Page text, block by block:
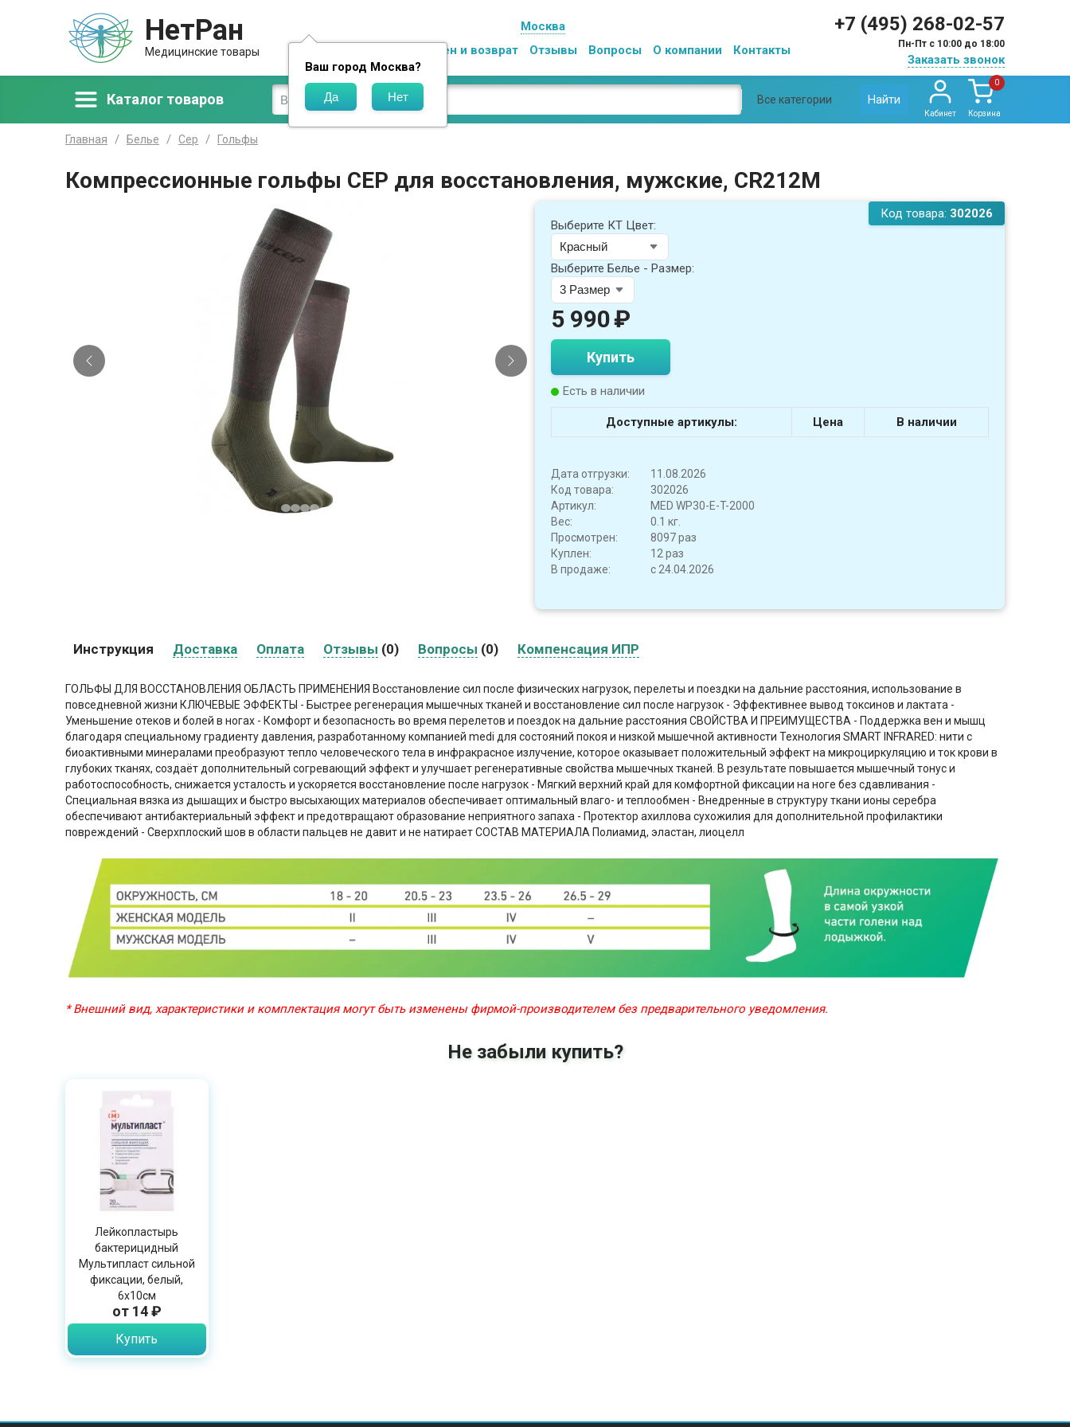
НетРан
Медицинские товары
Москва
Ваш город Москва?
Обмен и возврат Отзывы Вопросы О компании Контакты
+7 (495) 268-02-57
Пн-Пт с 10:00 до 18:00
Заказать звонок
Каталог товаров Все категории Найти
Кабинет
0
Корзина
Главная Белье Сер Гольфы
Компрессионные гольфы CEP для восстановления, мужские, CR212M
Код товара: 302026
Выберите КТ Цвет:
Выберите Белье - Размер:
5 990₽
Купить
Есть в наличии
Доступные артикулы: Цена В наличии
Дата отгрузки:
11.08.2026
Код товара:
302026
Артикул:
MED WP30-E-T-2000
Вес:
0.1 кг.
Просмотрен:
8097 раз
Куплен:
12 раз
В продаже:
с 24.04.2026
Инструкция Доставка Оплата Отзывы (0) Вопросы (0) Компенсация ИПР
ГОЛЬФЫ ДЛЯ ВОССТАНОВЛЕНИЯ ОБЛАСТЬ ПРИМЕНЕНИЯ Восстановление сил после физических нагрузок, перелеты и поездки на дальние расстояния, использование в
повседневной жизни КЛЮЧЕВЫЕ ЭФФЕКТЫ - Быстрее регенерация мышечных тканей и восстановление сил после нагрузок - Эффективнее вывод токсинов и лактата -
Уменьшение отеков и болей в ногах - Комфорт и безопасность во время перелетов и поездок на дальние расстояния СВОЙСТВА И ПРЕИМУЩЕСТВА - Поддержка вен и мышц
благодаря специальному градиенту давления, разработанному компанией medi для состояний покоя и низкой мышечной активности Технология SMART INFRARED: нити с
биоактивными минералами преобразуют тепло человеческого тела в инфракрасное излучение, которое оказывает положительный эффект на микроциркуляцию и ток крови в
глубоких тканях, создаёт дополнительный согревающий эффект и улучшает регенеративные свойства мышечных тканей. В результате повышается мышечный тонус и
работоспособность, снижается усталость и ускоряется восстановление после нагрузок - Мягкий верхний край для комфортной фиксации на ноге без сдавливания -
Специальная вязка из дышащих и быстро высыхающих материалов обеспечивает оптимальный влаго- и теплообмен - Внедренные в структуру ткани ионы серебра
обеспечивают антибактериальный эффект и предотвращают образование неприятного запаха - Протектор ахиллова сухожилия для дополнительной профилактики
повреждений - Сверхплоский шов в области пальцев не давит и не натирает СОСТАВ МАТЕРИАЛА Полиамид, эластан, лиоцелл
* Внешний вид, характеристики и комплектация могут быть изменены фирмой-производителем без предварительного уведомления.
Не забыли купить?
Лейкопластырь
бактерицидный
Мультипласт сильной
фиксации, белый,
6х10см
от 14 ₽
Купить